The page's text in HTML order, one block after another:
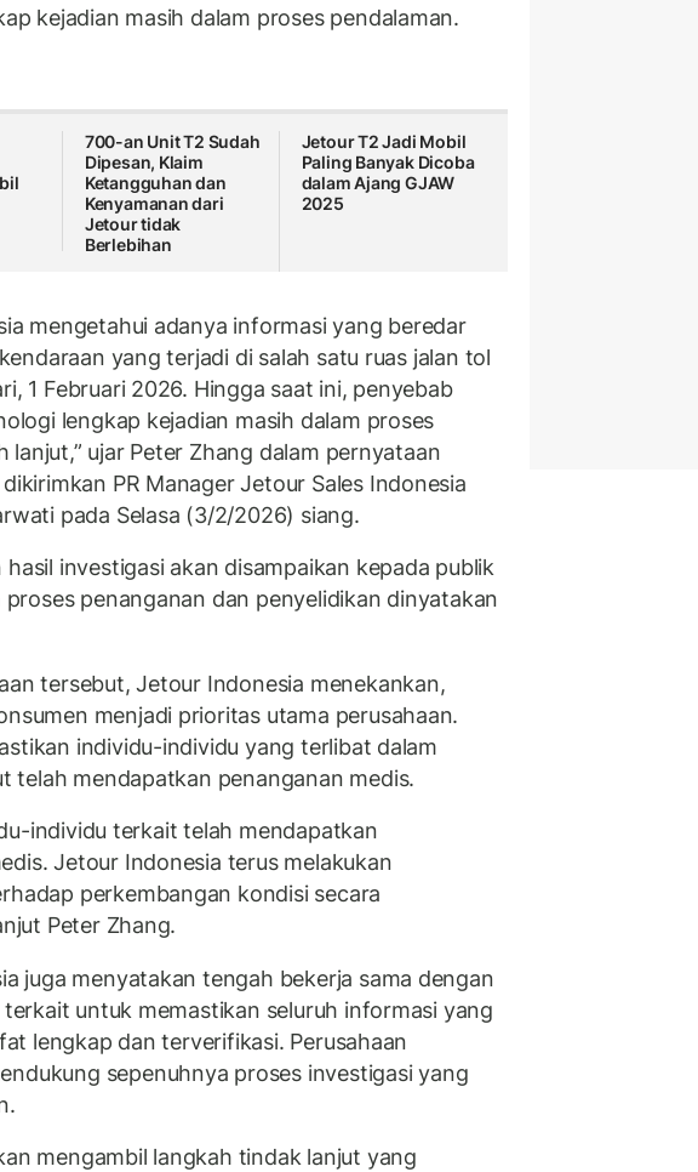
kejadian masih dalam proses pendalaman.
700-an Unit T2 Sudah
Dipesan, Klaim
Ketangguhan dan
Kenyamanan dari
Jetour tidak
Berlebihan
Jetour T2 Jadi Mobil
Paling Banyak Dicoba
dalam Ajang GJAW
2025
mengetahui adanya informasi yang beredar
yang terjadi di salah satu ruas jalan tol
1 Februari 2026. Hingga saat ini, penyebab
lengkap kejadian masih dalam proses
lanjut,” ujar Peter Zhang dalam pernyataan
PR Manager Jetour Sales Indonesia
pada Selasa (3/2/2026) siang.
hasil investigasi akan disampaikan kepada publik
proses penanganan dan penyelidikan dinyatakan
tersebut, Jetour Indonesia menekankan,
menjadi prioritas utama perusahaan.
individu-individu yang terlibat dalam
telah mendapatkan penanganan medis.
individu terkait telah mendapatkan
Jetour Indonesia terus melakukan
perkembangan kondisi secara
Peter Zhang.
juga menyatakan tengah bekerja sama dengan
untuk memastikan seluruh informasi yang
lengkap dan terverifikasi. Perusahaan
sepenuhnya proses investigasi yang
mengambil langkah tindak lanjut yang